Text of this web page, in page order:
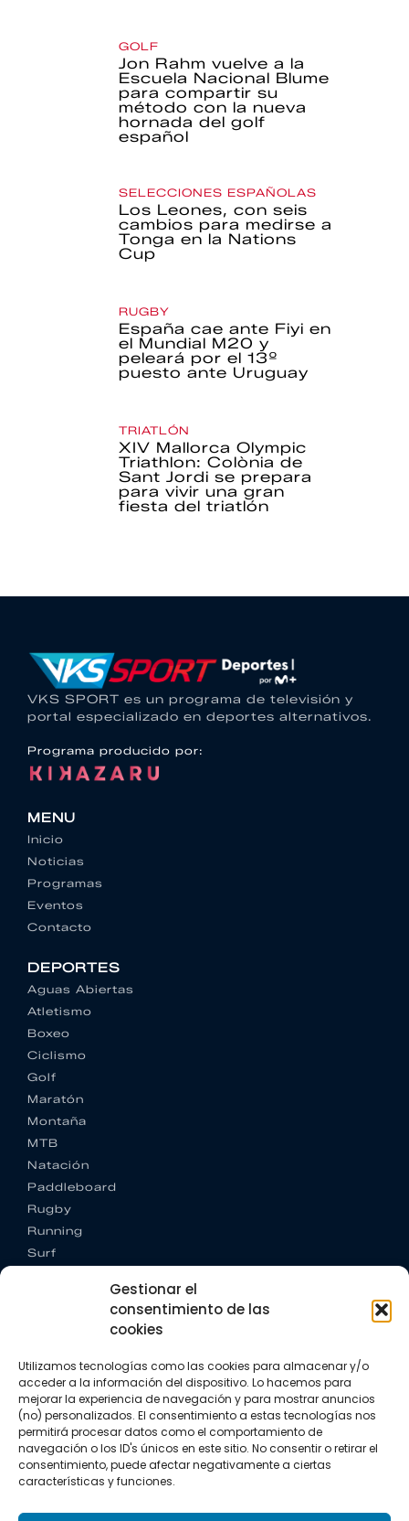
Gestionar el
consentimiento de las
cookies
Utilizamos tecnologías como las cookies para almacenar y/o
acceder a la información del dispositivo. Lo hacemos para
mejorar la experiencia de navegación y para mostrar anuncios
(no) personalizados. El consentimiento a estas tecnologías nos
permitirá procesar datos como el comportamiento de
navegación o los ID's únicos en este sitio. No consentir o retirar el
consentimiento, puede afectar negativamente a ciertas
características y funciones.
GOLF
Jon Rahm vuelve a la
Escuela Nacional Blume
para compartir su
método con la nueva
hornada del golf
español
SELECCIONES ESPAÑOLAS
Los Leones, con seis
cambios para medirse a
Tonga en la Nations
Cup
RUGBY
España cae ante Fiyi en
el Mundial M20 y
peleará por el 13º
puesto ante Uruguay
TRIATLÓN
XIV Mallorca Olympic
Triathlon: Colònia de
Sant Jordi se prepara
para vivir una gran
fiesta del triatlón
VKS SPORT es un programa de televisión y
portal especializado en deportes alternativos.
Programa producido por:
MENU
Inicio
Noticias
Programas
Eventos
Contacto
DEPORTES
Aguas Abiertas
Atletismo
Boxeo
Ciclismo
Golf
Maratón
Montaña
MTB
Natación
Paddleboard
Rugby
Running
Surf
CONTACTO
+34 662 342 177
info@vkssport.com
SÍGUENOS